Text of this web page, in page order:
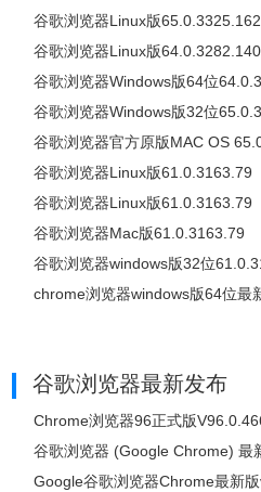
谷歌浏览器Linux版
谷歌浏览器Linux版64.0.3282.140
谷歌浏览器Windows版64位
谷歌浏览器Windows版32位
谷歌浏览器官方原版MAC OS
谷歌浏览器Linux版61.0.3163.79
谷歌浏览器Linux版61.0.3163.79
谷歌浏览器Mac版61.0.3163.79
谷歌浏览器windows版32位
chrome浏览器windows版64位最
谷歌浏览器最新发布
Chrome浏览器96正式版
谷歌浏览器 (Google Chrome) 最
Google谷歌浏览器Chrome最新版